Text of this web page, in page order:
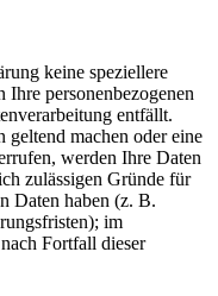
keine speziellere
Ihre personenbezogenen
entfällt.
geltend machen oder eine
werden Ihre Daten
zulässigen Gründe für
Daten haben (z. B.
im
Fortfall dieser